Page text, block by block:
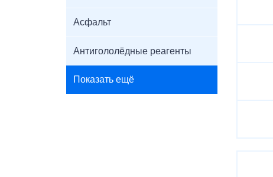
Асфальт
Антигололёдные реагенты
Показать ещё